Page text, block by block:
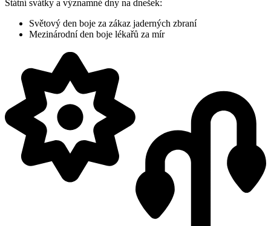
Státní svátky a významné dny na dnešek:
Světový den boje za zákaz jaderných zbraní
Mezinárodní den boje lékařů za mír